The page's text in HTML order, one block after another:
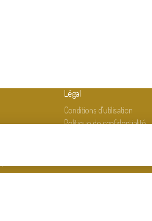
Légal
Conditions d'utilisation
Politique de confidentialité